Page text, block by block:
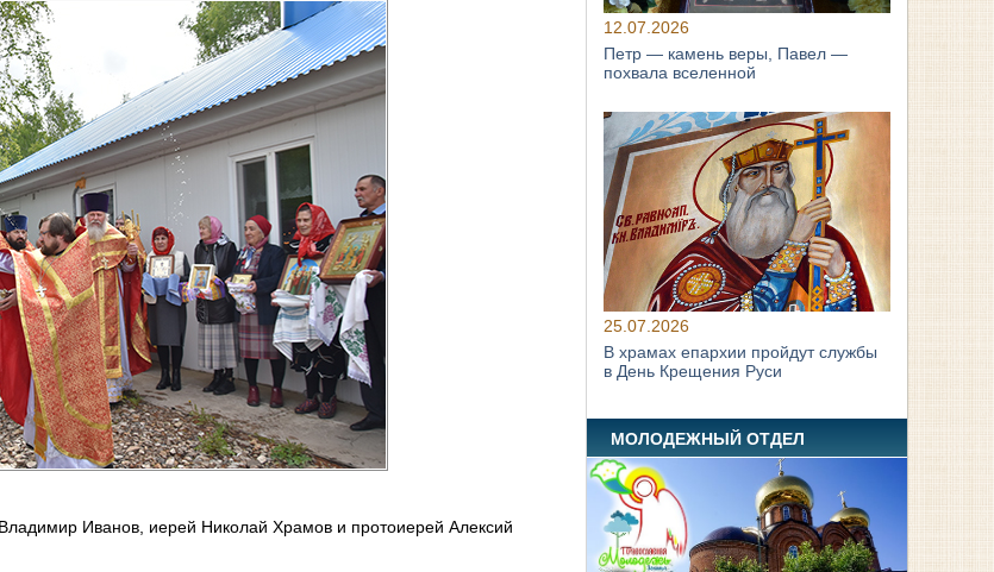
Иванов, иерей Николай Храмов и протоиерей Алексий
12.07.2026
Петр — камень веры, Павел —
похвала вселенной
25.07.2026
В храмах епархии пройдут службы
в День Крещения Руси
МОЛОДЕЖНЫЙ ОТДЕЛ